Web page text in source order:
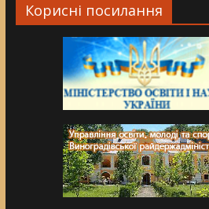
Корисні посилання